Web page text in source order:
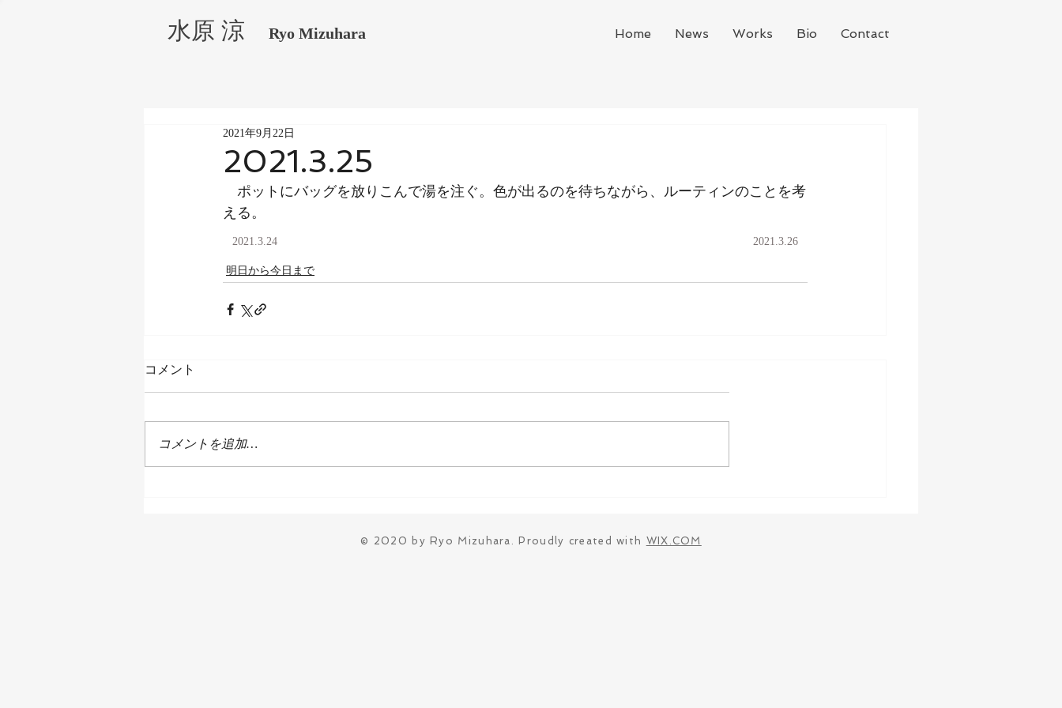
水原 涼 Ryo Mizuhara Home News Works Bio Contact
2021.3.25
2021年9月22日
ポットにバッグを放りこんで湯を注ぐ。色が出るのを待ちながら、ルーティンのことを考
える。
2021.3.26
2021.3.24
明日から今日まで
コメント
コメントを追加…
© 2020 by Ryo Mizuhara. Proudly created with WIX.COM